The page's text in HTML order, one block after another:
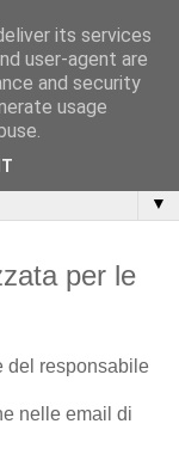
blogs
▼
per le
del responsabile
nelle email di
its services
user-agent are
and security
usage